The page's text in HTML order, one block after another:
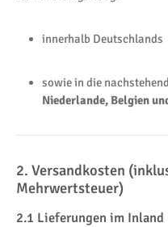
innerhalb Deutschlands
sowie in die
Niederlande, Belgien
2. Versandkosten
Mehrwertsteuer)
2.1 Lieferungen im